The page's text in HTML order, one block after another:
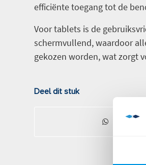
efficiënte toegang tot de
Voor tablets is de
schermvullend, waardoor
gekozen worden, wat zorgt
Deel dit stuk